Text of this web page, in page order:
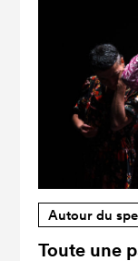
Autour du
Toute une